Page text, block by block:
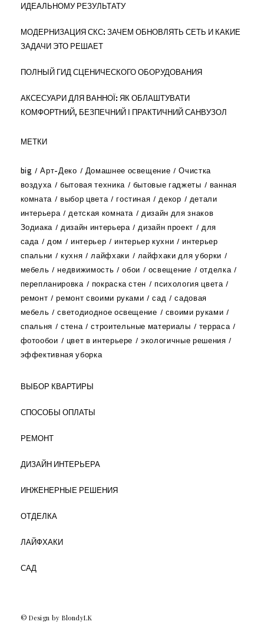
ИДЕАЛЬНОМУ РЕЗУЛЬТАТУ
МОДЕРНИЗАЦИЯ СКС: ЗАЧЕМ ОБНОВЛЯТЬ СЕТЬ И КАКИЕ
ЗАДАЧИ ЭТО РЕШАЕТ
ПОЛНЫЙ ГИД СЦЕНИЧЕСКОГО ОБОРУДОВАНИЯ
АКСЕСУАРИ ДЛЯ ВАННОЇ: ЯК ОБЛАШТУВАТИ
КОМФОРТНИЙ, БЕЗПЕЧНИЙ І ПРАКТИЧНИЙ САНВУЗОЛ
МЕТКИ
big Арт-Деко Домашнее освещение
Очистка
воздуха
бытовая техника бытовые гаджеты
ванная
комната
выбор цвета гостиная декор
детали
интерьера
детская комната
дизайн для знаков
Зодиака
дизайн интерьера дизайн проект
для
сада
дом интерьер интерьер кухни
интерьер
спальни
кухня лайфхаки
лайфхаки для уборки
мебель
недвижимость обои освещение
отделка
перепланировка
покраска стен
психология цвета
ремонт
ремонт своими руками сад
садовая
мебель
светодиодное освещение
своими руками
спальня
стена строительные материалы
терраса
фотообои
цвет в интерьере
экологичные решения
эффективная уборка
ВЫБОР КВАРТИРЫ
СПОСОБЫ ОПЛАТЫ
РЕМОНТ
ДИЗАЙН ИНТЕРЬЕРА
ИНЖЕНЕРНЫЕ РЕШЕНИЯ
ОТДЕЛКА
ЛАЙФХАКИ
САД
© Design by BlondyLK